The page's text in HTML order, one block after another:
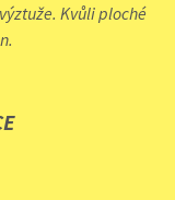
Kvůli ploché